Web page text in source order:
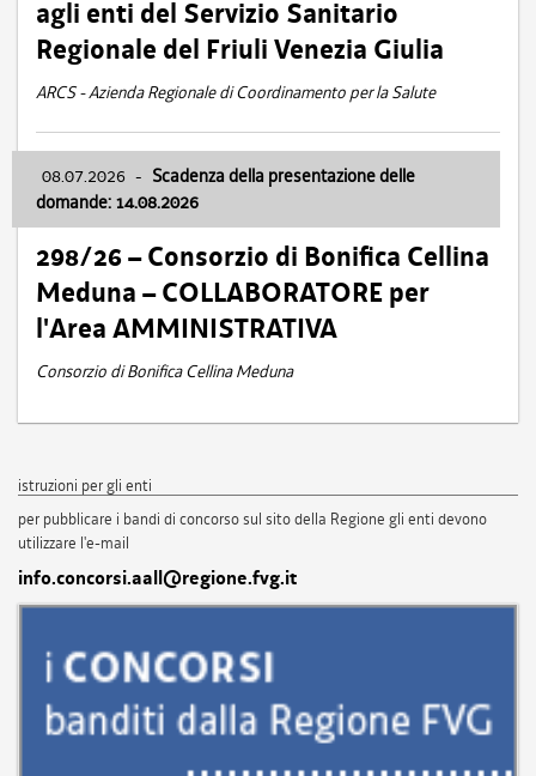
agli enti del Servizio Sanitario
Regionale del Friuli Venezia Giulia
ARCS - Azienda Regionale di Coordinamento per la Salute
08.07.2026 - Scadenza della presentazione delle
domande: 14.08.2026
298/26 – Consorzio di Bonifica Cellina
Meduna – COLLABORATORE per
l'Area AMMINISTRATIVA
Consorzio di Bonifica Cellina Meduna
istruzioni per gli enti
per pubblicare i bandi di concorso sul sito della Regione gli enti devono
utilizzare l'e-mail
info.concorsi.aall@regione.fvg.it